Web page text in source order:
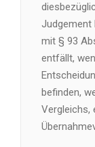
Judgement
mit § 93
entfällt,
befinden,
Vergleichs,